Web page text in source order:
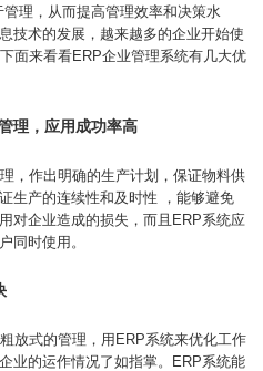
理，从而提高管理效率和决策水
技术的发展，越来越多的企业开始使
面来看看ERP企业管理系统有几大优
理，应用成功率高
，作出明确的生产计划，保证物料供
生产的连续性和及时性 ，能够避免
对企业造成的损失，而且ERP系统应
同时使用。
放式的管理，用ERP系统来优化工作
业的运作情况了如指掌。ERP系统能